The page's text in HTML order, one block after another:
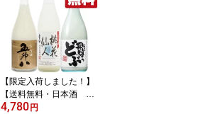
月 さくらづき 芋焼
酎 25度 1800ml
【限定入荷しました！】
【送料無料・日本酒 飲
み比べセット】菊水の五
4,780 円